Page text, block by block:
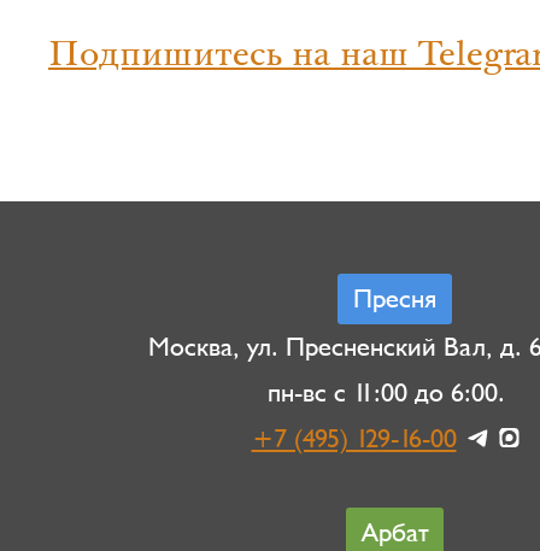
Подпишитесь на наш
Пресня
Москва, ул. Пресненский Вал, д.
пн-вс с 11:00 до 6:00.
+7 (495) 129-16-00
Арбат